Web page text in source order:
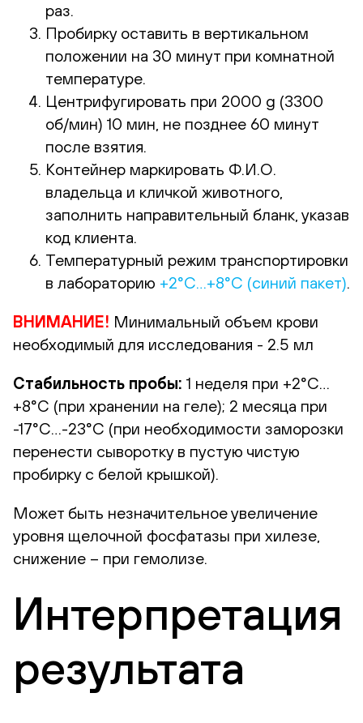
раз.
Пробирку оставить в вертикальном
положении на 30 минут при комнатной
температуре.
Центрифугировать при 2000 g (3300
об/мин) 10 мин, не позднее 60 минут
после взятия.
Контейнер маркировать Ф.И.О.
владельца и кличкой животного,
заполнить направительный бланк, указав
код клиента.
Температурный режим транспортировки
в лабораторию +2°С…+8°С (синий пакет).
ВНИМАНИЕ! Минимальный объем крови
необходимый для исследования - 2.5 мл
Стабильность пробы: 1 неделя при +2°С…
+8°С (при хранении на геле); 2 месяца при
-17°С…-23°С (при необходимости заморозки
перенести сыворотку в пустую чистую
пробирку с белой крышкой).
Может быть незначительное увеличение
уровня щелочной фосфатазы при хилезе,
снижение – при гемолизе.
Интерпретация
результата